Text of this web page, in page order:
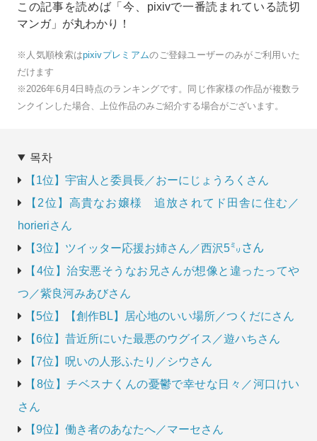
この記事を読めば「今、pixivで一番読まれている読切
マンガ」が丸わかり！
※人気順検索はpixivプレミアムのご登録ユーザーのみがご利用いた
だけます
※2026年6月4日時点のランキングです。同じ作家様の作品が複数ラ
ンクインした場合、上位作品のみご紹介する場合がございます。
목차
【1位】宇宙人と委員長／おーにじょうろくさん
【2位】高貴なお嬢様 追放されてド田舎に住む／
horieriさん
【3位】ツイッター応援お姉さん／西沢5㍉さん
【4位】治安悪そうなお兄さんが想像と違ったってや
つ／紫良河みあびさん
【5位】【創作BL】居心地のいい場所／つくだにさん
【6位】昔近所にいた最悪のウグイス／遊ハちさん
【7位】呪いの人形ふたり／シウさん
【8位】チベスナくんの憂鬱で幸せな日々／河口けい
さん
【9位】働き者のあなたへ／マーセさん